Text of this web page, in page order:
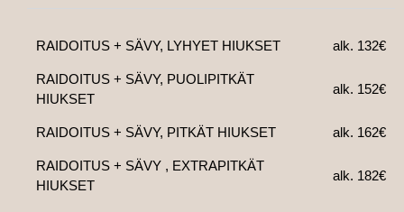
RAIDOITUS + SÄVY, LYHYET HIUKSET alk. 132€
RAIDOITUS + SÄVY, PUOLIPITKÄT
HIUKSET
alk. 152€
RAIDOITUS + SÄVY, PITKÄT HIUKSET alk. 162€
RAIDOITUS + SÄVY , EXTRAPITKÄT
HIUKSET
alk. 182€